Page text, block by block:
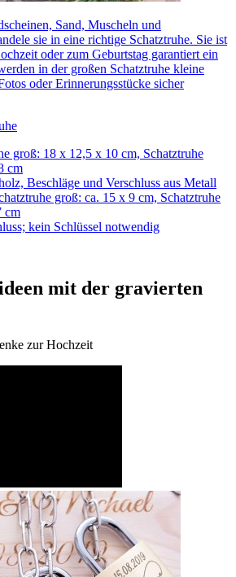
Sand, Muscheln und
sie in eine richtige Schatztruhe. Sie ist
oder zum Geburtstag garantiert ein
in der großen Schatztruhe kleine
oder Erinnerungsstücke sicher
groß: 18 x 12,5 x 10 cm, Schatztruhe
cm
Beschläge und Verschluss aus Metall
groß: ca. 15 x 9 cm, Schatztruhe
cm
kein Schlüssel notwendig
mit der gravierten
zur Hochzeit